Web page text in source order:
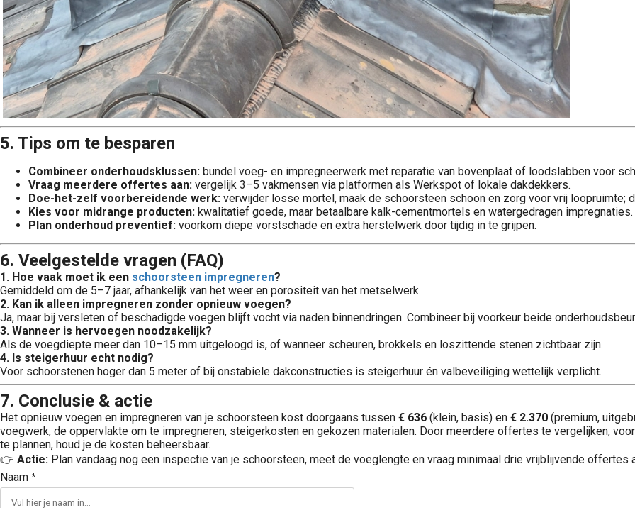
5. Tips om te besparen
Combineer onderhoudsklussen: bundel voeg- en impregneerwerk met reparatie van bovenplaat of loodslabben voor
Vraag meerdere offertes aan: vergelijk 3–5 vakmensen via platformen als Werkspot of lokale dakdekkers.
Doe-het-zelf voorbereidende werk: verwijder losse mortel, maak de schoorsteen schoon en zorg voor vrij loopruimte;
Kies voor midrange producten: kwalitatief goede, maar betaalbare kalk-cementmortels en watergedragen impregnaties.
Plan onderhoud preventief: voorkom diepe vorstschade en extra herstelwerk door tijdig in te grijpen.
6. Veelgestelde vragen (FAQ)
1. Hoe vaak moet ik een schoorsteen impregneren?
Gemiddeld om de 5–7 jaar, afhankelijk van het weer en porositeit van het metselwerk.
2. Kan ik alleen impregneren zonder opnieuw voegen?
Ja, maar bij versleten of beschadigde voegen blijft vocht via naden binnendringen. Combineer bij voorkeur beide
3. Wanneer is hervoegen noodzakelijk?
Als de voegdiepte meer dan 10–15 mm uitgeloogd is, of wanneer scheuren, brokkels en loszittende stenen zichtbaar zijn.
4. Is steigerhuur echt nodig?
Voor schoorstenen hoger dan 5 meter of bij onstabiele dakconstructies is steigerhuur én valbeveiliging wettelijk verplicht.
7. Conclusie & actie
Het opnieuw voegen en impregneren van je schoorsteen kost doorgaans tussen € 636 (klein, basis) en € 2.370 (premium,
voegwerk, de oppervlakte om te impregneren, steigerkosten en gekozen materialen. Door meerdere offertes te vergelijken,
te plannen, houd je de kosten beheersbaar.
👉 Actie: Plan vandaag nog een inspectie van je schoorsteen, meet de voeglengte en vraag minimaal drie vrijblijvende
Naam *